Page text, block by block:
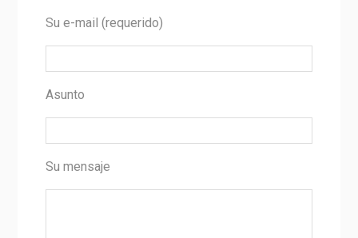
Su e-mail (requerido)
Asunto
Su mensaje